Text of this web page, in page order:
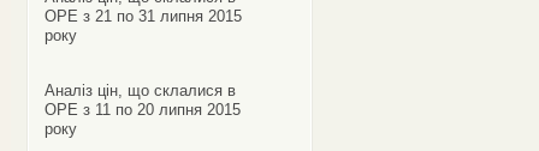
ОРЕ з 21 по 31 липня 2015
року
Аналіз цін, що склалися в
ОРЕ з 11 по 20 липня 2015
року